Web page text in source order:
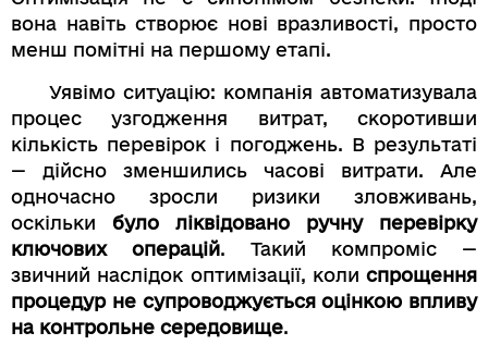
вона навіть створює нові вразливості, просто
менш помітні на першому етапі.
Уявімо ситуацію: компанія автоматизувала
процес узгодження витрат, скоротивши
кількість перевірок і погоджень. В результаті
— дійсно зменшились часові витрати. Але
одночасно зросли ризики зловживань,
оскільки було ліквідовано ручну перевірку
ключових операцій. Такий компроміс —
звичний наслідок оптимізації, коли спрощення
процедур не супроводжується оцінкою впливу
на контрольне середовище.